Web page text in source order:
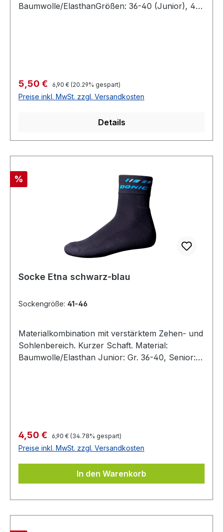
Baumwolle/ElasthanGrößen: 36-40 (Junior), 41-
Verkaufspreis:
5,50 € Regulärer Preis:
6,90 € (20.29% gespart)
Preise inkl. MwSt. zzgl. Versandkosten
Details
Rabatt
%
Socke Etna schwarz-blau
Sockengröße: 41-46
Materialkombination mit verstärktem Zehen- und
Sohlenbereich. Kurzer Schaft. Material:
Baumwolle/Elasthan Junior: Gr. 36-40, Senior:
Verkaufspreis:
4,50 € Regulärer Preis:
6,90 € (34.78% gespart)
Preise inkl. MwSt. zzgl. Versandkosten
In den Warenkorb